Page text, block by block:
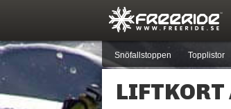
Nyheter Quiz Events
Nya inlägg Forumlista
Snöfallstoppen Topplistor
Skidor Pjäxor
Årets Krasch
LIFTKORT